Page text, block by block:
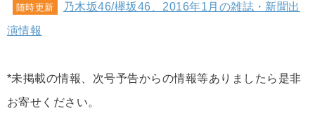
随時更新
乃木坂46/欅坂46、2016年1月の雑誌・新聞出
演情報
*未掲載の情報、次号予告からの情報等ありましたら是非
お寄せください。